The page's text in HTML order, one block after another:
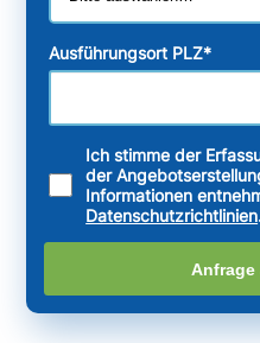
Ausführungsort PLZ*
Ich stimme der
der
Informationen
Datenschutzrichtlinien
Anfrage